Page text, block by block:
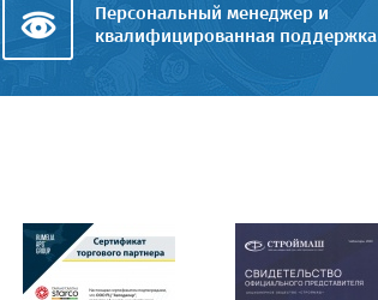
Персональный менеджер и
квалифицированная поддержка